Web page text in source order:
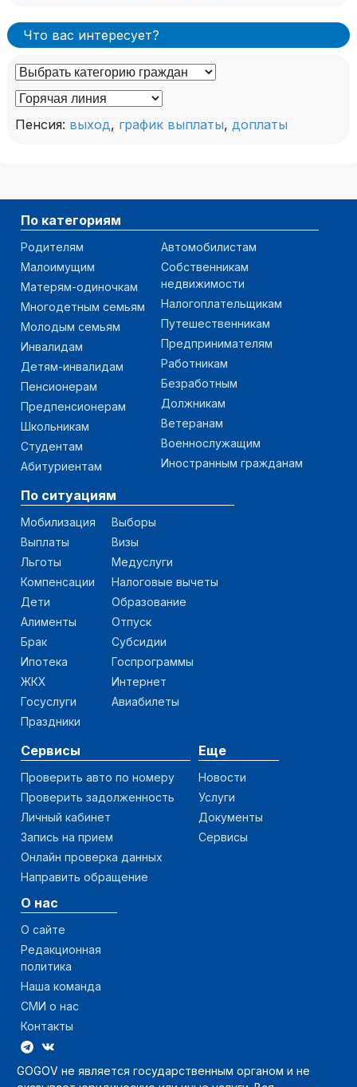
Что вас интересует?
Пенсия: выход, график выплаты, доплаты
По категориям
Родителям
Малоимущим
Матерям-одиночкам
Многодетным семьям
Молодым семьям
Инвалидам
Детям-инвалидам
Пенсионерам
Предпенсионерам
Школьникам
Студентам
Абитуриентам
Автомобилистам
Собственникам
недвижимости
Налогоплательщикам
Путешественникам
Предпринимателям
Работникам
Безработным
Должникам
Ветеранам
Военнослужащим
Иностранным гражданам
По ситуациям
Мобилизация
Выплаты
Льготы
Компенсации
Дети
Алименты
Брак
Ипотека
ЖКХ
Госуслуги
Праздники
Выборы
Визы
Медуслуги
Налоговые вычеты
Образование
Отпуск
Субсидии
Госпрограммы
Интернет
Авиабилеты
Сервисы
Проверить авто по номеру
Проверить задолженность
Личный кабинет
Запись на прием
Онлайн проверка данных
Направить обращение
Еще
Новости
Услуги
Документы
Сервисы
О нас
О сайте
Редакционная
политика
Наша команда
СМИ о нас
Контакты
GOGOV не является государственным органом и не